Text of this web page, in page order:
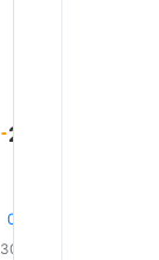
27.0°
0.0 mm
30.0 km/h